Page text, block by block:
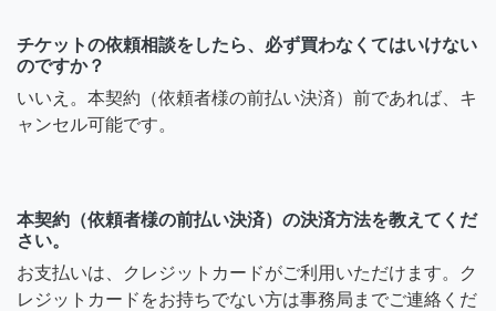
チケットの依頼相談をしたら、必ず買わなくてはいけない
のですか？
いいえ。本契約（依頼者様の前払い決済）前であれば、キ
ャンセル可能です。
本契約（依頼者様の前払い決済）の決済方法を教えてくだ
さい。
お支払いは、クレジットカードがご利用いただけます。ク
レジットカードをお持ちでない方は事務局までご連絡くだ